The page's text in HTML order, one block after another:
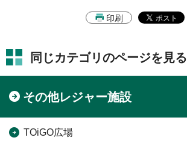
印刷
同じカテゴリのページを見る
その他レジャー施設
TOiGO広場